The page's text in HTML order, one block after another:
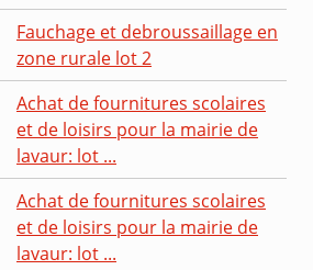
Fauchage et debroussaillage en
zone rurale lot 2
Achat de fournitures scolaires
et de loisirs pour la mairie de
lavaur: lot ...
Achat de fournitures scolaires
et de loisirs pour la mairie de
lavaur: lot ...